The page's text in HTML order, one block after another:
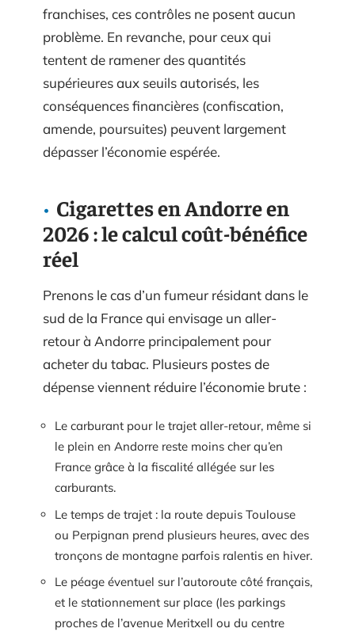
franchises, ces contrôles ne posent aucun
problème. En revanche, pour ceux qui
tentent de ramener des quantités
supérieures aux seuils autorisés, les
conséquences financières (confiscation,
amende, poursuites) peuvent largement
dépasser l’économie espérée.
Cigarettes en Andorre en
2026 : le calcul coût-bénéfice
réel
Prenons le cas d’un fumeur résidant dans le
sud de la France qui envisage un aller-
retour à Andorre principalement pour
acheter du tabac. Plusieurs postes de
dépense viennent réduire l’économie brute :
Le carburant pour le trajet aller-retour, même si
le plein en Andorre reste moins cher qu’en
France grâce à la fiscalité allégée sur les
carburants.
Le temps de trajet : la route depuis Toulouse
ou Perpignan prend plusieurs heures, avec des
tronçons de montagne parfois ralentis en hiver.
Le péage éventuel sur l’autoroute côté français,
et le stationnement sur place (les parkings
proches de l’avenue Meritxell ou du centre